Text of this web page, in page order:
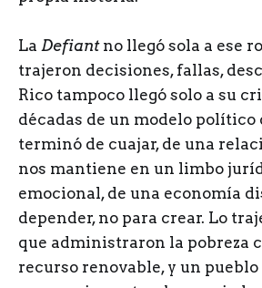
La Defiantno llegó sola a ese
trajeron decisiones, fallas,
Rico tampoco llegó solo a su
décadas de un modelo político
terminó de cuajar, de una
nos mantiene en un limbo
emocional, de una economía
depender, no para crear. Lo
que administraron la pobreza
recurso renovable, y un pueblo